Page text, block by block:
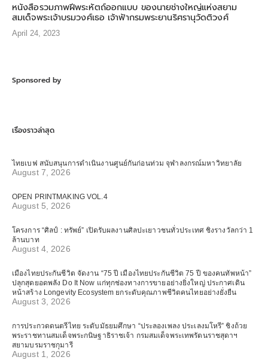
หนังสือรวมภาพฝีพระหัตถ์ออกแบบ ของนายช่างใหญ่แห่งสยาม
สมเด็จพระเจ้าบรมวงศ์เธอ เจ้าฟ้ากรมพระยานริศรานุวัดติวงศ์
April 24, 2023
Sponsored by
เรื่องราวล่าสุด
ไทยเบฟ สนับสนุนการดำเนินงานศูนย์กันก่อนท่วม จุฬาลงกรณ์มหาวิทยาลัย
August 7, 2026
OPEN PRINTMAKING VOL.4
August 5, 2026
โครงการ “ศิลป์ : ทรัพย์” เปิดรับผลงานศิลปะเยาวชนทั่วประเทศ ชิงรางวัลกว่า 1
ล้านบาท
August 4, 2026
เมืองไทยประกันชีวิต จัดงาน “75 ปี เมืองไทยประกันชีวิต 75 ปี ของคนทัพหน้า”
ปลุกสุดยอดพลัง Do It Now แก่ทุกช่องทางการขายอย่างยิ่งใหญ่ ประกาศเดิน
หน้าสร้าง Longevity Ecosystem ยกระดับคุณภาพชีวิตคนไทยอย่างยั่งยืน
August 3, 2026
การประกวดดนตรีไทย ระดับมัธยมศึกษา “ประลองเพลง ประเลงมโหรี” ชิงถ้วย
พระราชทานสมเด็จพระกนิษฐาธิราชเจ้า กรมสมเด็จพระเทพรัตนราชสุดาฯ
สยามบรมราชกุมารี
August 1, 2026